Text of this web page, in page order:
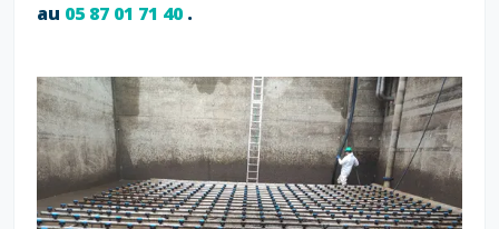
au 05 87 01 71 40.